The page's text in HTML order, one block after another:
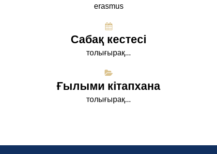
erasmus
Сабақ кестесі
толығырақ...
Ғылыми кітапхана
толығырақ...